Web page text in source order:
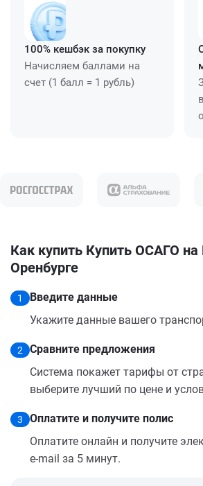
100% кешбэк за покупку
Начисляем баллами на
счет (1 балл = 1 рубль)
Как купить Купить ОСАГО на
Оренбурге
1
Введите данные
Укажите данные вашего
2
Сравните предложения
Система покажет тарифы от
выберите лучший по цене и
3
Оплатите и получите полис
Оплатите онлайн и получите
e-mail за 5 минут.